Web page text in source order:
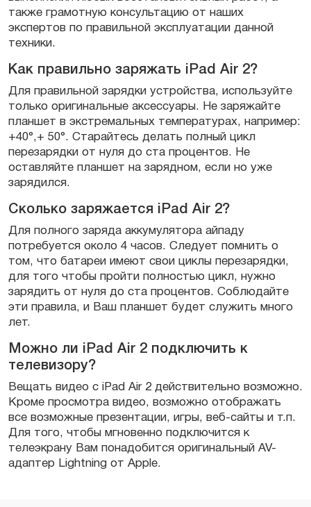
также грамотную консультацию от наших
экспертов по правильной эксплуатации данной
техники.
Как правильно заряжать iPad Air 2?
Для правильной зарядки устройства, используйте
только оригинальные аксессуары. Не заряжайте
планшет в экстремальных температурах, например:
+40°,+ 50°. Старайтесь делать полный цикл
перезарядки от нуля до ста процентов. Не
оставляйте планшет на зарядном, если но уже
зарядился.
Сколько заряжается iPad Air 2?
Для полного заряда аккумулятора айпаду
потребуется около 4 часов. Следует помнить о
том, что батареи имеют свои циклы перезарядки,
для того чтобы пройти полностью цикл, нужно
зарядить от нуля до ста процентов. Соблюдайте
эти правила, и Ваш планшет будет служить много
лет.
Можно ли iPad Air 2 подключить к
телевизору?
Вещать видео с iPad Air 2 действительно возможно.
Кроме просмотра видео, возможно отображать
все возможные презентации, игры, веб-сайты и т.п.
Для того, чтобы мгновенно подключится к
телеэкрану Вам понадобится оригинальный AV-
адаптер Lightning от Apple.